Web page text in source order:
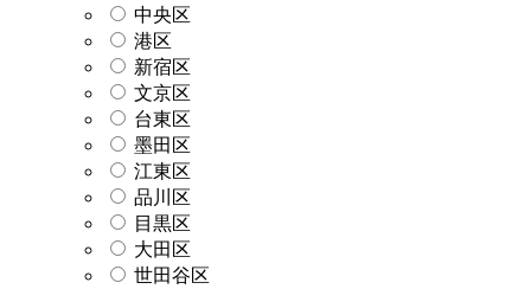
中央区
港区
新宿区
文京区
台東区
墨田区
江東区
品川区
目黒区
大田区
世田谷区